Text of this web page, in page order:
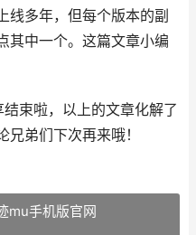
线多年，但每个版本的副
其中一个。这篇文章小编
束啦，以上的文章化解了
弟们下次再来哦！
mu手机版官网